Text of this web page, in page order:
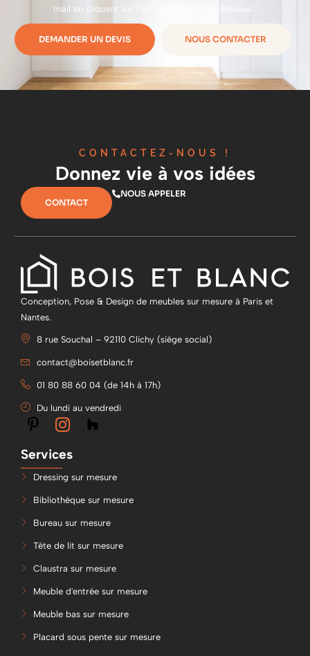
mail en cliquant sur l’un des boutons ci-dessous :
DEMANDER UN DEVIS NOUS CONTACTER
CONTACTEZ-NOUS !
Donnez vie à vos idées
CONTACT
NOUS APPELER
Conception, Pose & Design de meubles sur mesure à Paris et
Nantes.
8 rue Souchal – 92110 Clichy (siège social)
contact@boisetblanc.fr
01 80 88 60 04 (de 14h à 17h)
Du lundi au vendredi
Services
Dressing sur mesure
Bibliothèque sur mesure
Bureau sur mesure
Tête de lit sur mesure
Claustra sur mesure
Meuble d'entrée sur mesure
Meuble bas sur mesure
Placard sous pente sur mesure